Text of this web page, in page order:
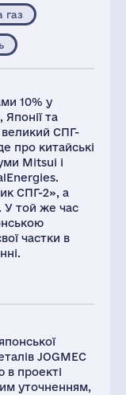
газ
10% у
та
великий СПГ-
про китайські
Mitsui і
СПГ-2», а
У той же час
частки в
JOGMEC
в проекті
уточненням,